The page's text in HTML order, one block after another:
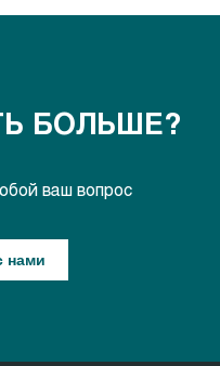
БОЛЬШЕ?
ваш вопрос
нами